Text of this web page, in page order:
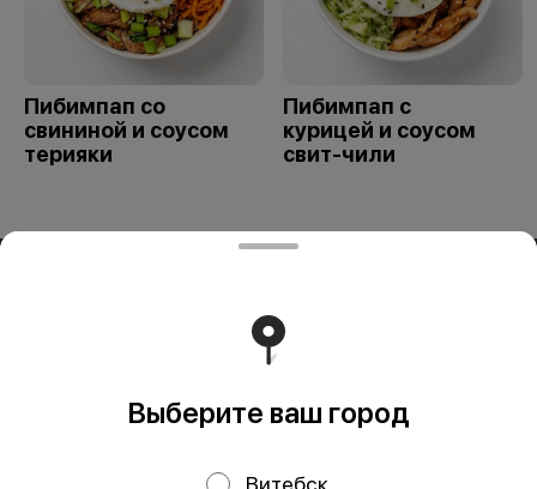
Пибимпап со
свининой и соусом
терияки
Пибимпап с
курицей и соусом
свит-чили
пом. 3-3 УНП 491388853 Свидетельство выдано
Гомельским городским исполнительным комитетом 8
Выберите ваш город
Витебск